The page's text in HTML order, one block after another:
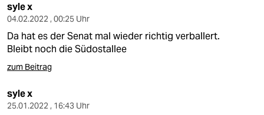
syle x
04.02.2022 , 00:25 Uhr
Da hat es der Senat mal wieder richtig verballert.
Bleibt noch die Südostallee
zum Beitrag
syle x
25.01.2022 , 16:43 Uhr